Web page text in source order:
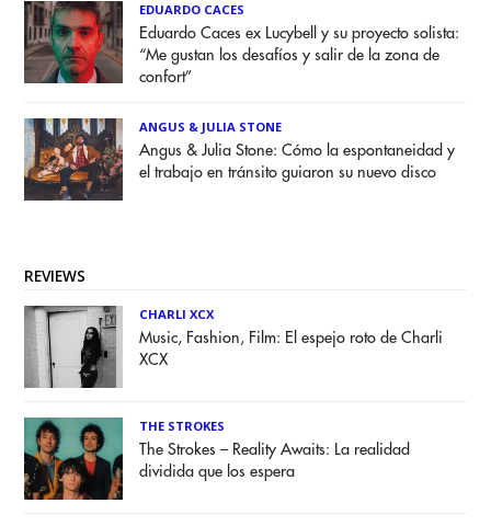
EDUARDO CACES
Eduardo Caces ex Lucybell y su proyecto solista:
“Me gustan los desafíos y salir de la zona de
confort”
ANGUS & JULIA STONE
Angus & Julia Stone: Cómo la espontaneidad y
el trabajo en tránsito guiaron su nuevo disco
REVIEWS
CHARLI XCX
Music, Fashion, Film: El espejo roto de Charli
XCX
THE STROKES
The Strokes – Reality Awaits: La realidad
dividida que los espera